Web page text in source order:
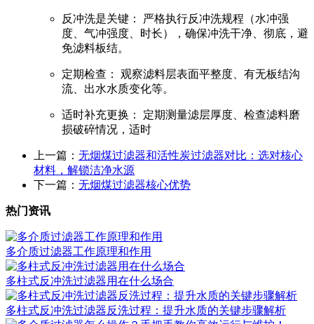
反冲洗是关键：
严格执行反冲洗规程（水冲强
度、气冲强度、时长），确保冲洗干净、彻底，避
免滤料板结。
定期检查：
观察滤料层表面平整度、有无板结沟
流、出水水质变化等。
适时补充更换：
定期测量滤层厚度、检查滤料磨
损破碎情况，适时
上一篇： 无烟煤过滤器和活性炭过滤器对比：选对核心
材料，解锁洁净水源
下一篇： 无烟煤过滤器核心优势
热门资讯
多介质过滤器工作原理和作用
多柱式反冲洗过滤器用在什么场合
多柱式反冲洗过滤器反洗过程：提升水质的关键步骤解析